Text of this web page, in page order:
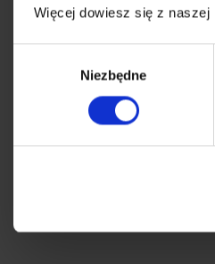
Więcej dowiesz się z naszej
Niezbędne